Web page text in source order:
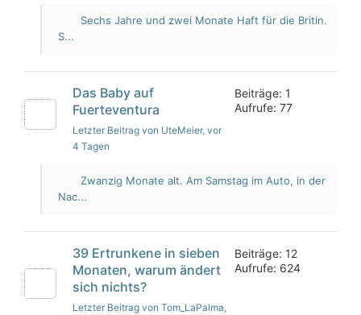
Sechs Jahre und zwei Monate Haft für die Britin.
S...
Das Baby auf
Fuerteventura
Letzter Beitrag von UteMeier, vor
4 Tagen
Beiträge: 1
Aufrufe: 77
Zwanzig Monate alt. Am Samstag im Auto, in der
Nac...
39 Ertrunkene in sieben
Monaten, warum ändert
sich nichts?
Letzter Beitrag von Tom_LaPalma,
Beiträge: 12
Aufrufe: 624